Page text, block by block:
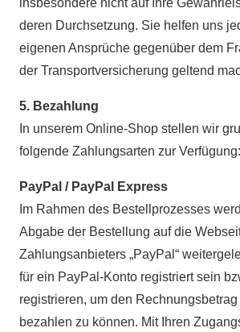
deren Durchsetzung. Sie helfen uns
eigenen Ansprüche gegenüber dem
der Transportversicherung geltend
5. Bezahlung
In unserem Online-Shop stellen wir
folgende Zahlungsarten zur Verfügung:
PayPal / PayPal Express
Im Rahmen des Bestellprozesses
Abgabe der Bestellung auf die
Zahlungsanbieters „PayPal“
für ein PayPal-Konto registriert sein
registrieren, um den Rechnungsbetrag
bezahlen zu können. Mit Ihren